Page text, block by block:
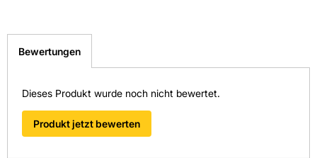
Bewertungen
Dieses Produkt wurde noch nicht bewertet.
Produkt jetzt bewerten